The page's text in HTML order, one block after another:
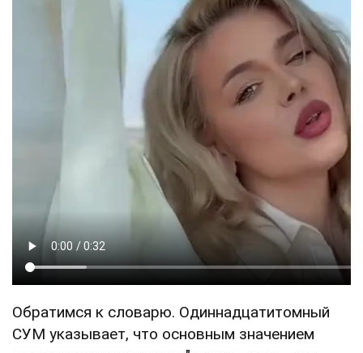
Обратимся к словарю. Одиннадцатитомный
СУМ указывает, что основным значением